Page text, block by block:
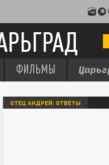
ФИЛЬМЫ
ОТЕЦ АНДРЕЙ: ОТВЕТЫ